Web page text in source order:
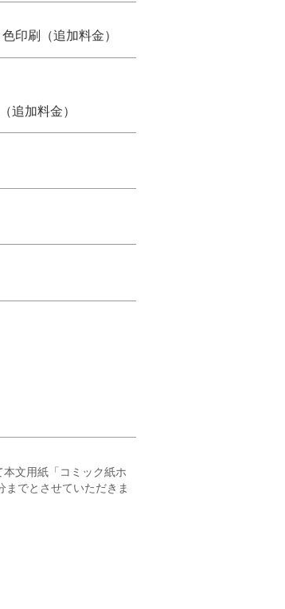
色印刷（追加料金）
追加料金）
文用紙「コミック紙ホ
でとさせていただきま